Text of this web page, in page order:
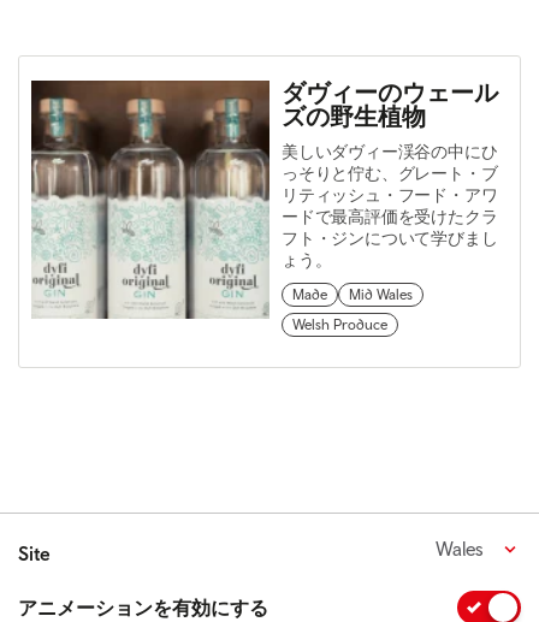
ダヴィーのウェール
ズの野生植物
美しいダヴィー渓谷の中にひ
っそりと佇む、グレート・ブ
リティッシュ・フード・アワ
ードで最高評価を受けたクラ
フト・ジンについて学びまし
ょう。
Made
Mid Wales
Welsh Produce
Site Wales
アニメーションを有効にする